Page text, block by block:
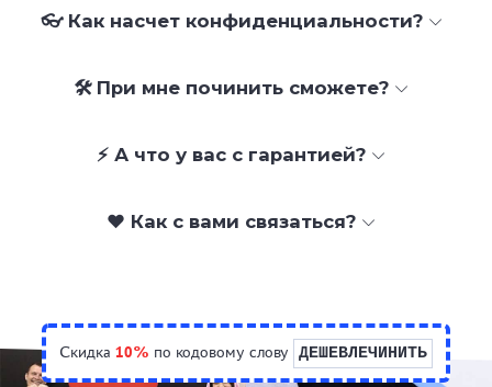
👓 Как насчет конфиденциальности?
🛠 При мне починить сможете?
⚡ А что у вас с гарантией?
❤️ Как с вами связаться?
Скидка 10% по кодовому слову ДЕШЕВЛЕЧИНИТЬ